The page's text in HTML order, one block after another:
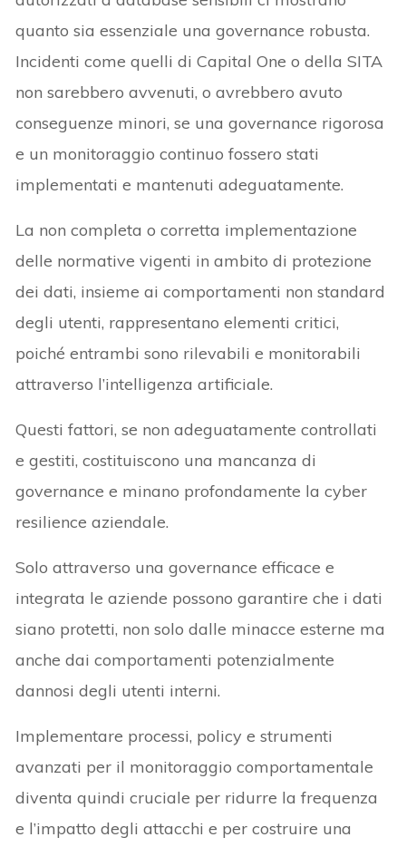
quanto sia essenziale una governance robusta.
Incidenti come quelli di Capital One o della SITA
non sarebbero avvenuti, o avrebbero avuto
conseguenze minori, se una governance rigorosa
e un monitoraggio continuo fossero stati
implementati e mantenuti adeguatamente.
La non completa o corretta implementazione
delle normative vigenti in ambito di protezione
dei dati, insieme ai comportamenti non standard
degli utenti, rappresentano elementi critici,
poiché entrambi sono rilevabili e monitorabili
attraverso l’intelligenza artificiale.
Questi fattori, se non adeguatamente controllati
e gestiti, costituiscono una mancanza di
governance e minano profondamente la cyber
resilience aziendale.
Solo attraverso una governance efficace e
integrata le aziende possono garantire che i dati
siano protetti, non solo dalle minacce esterne ma
anche dai comportamenti potenzialmente
dannosi degli utenti interni.
Implementare processi, policy e strumenti
avanzati per il monitoraggio comportamentale
diventa quindi cruciale per ridurre la frequenza
e l’impatto degli attacchi e per costruire una